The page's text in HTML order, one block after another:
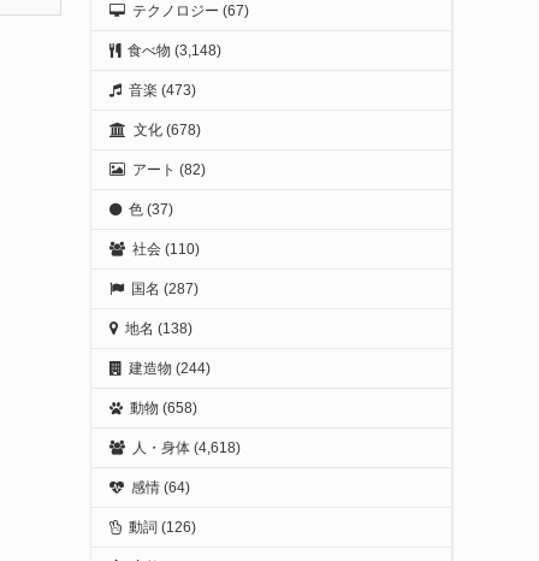
テクノロジー (67)
食べ物 (3,148)
音楽 (473)
文化 (678)
アート (82)
色 (37)
社会 (110)
国名 (287)
地名 (138)
建造物 (244)
動物 (658)
人・身体 (4,618)
感情 (64)
動詞 (126)